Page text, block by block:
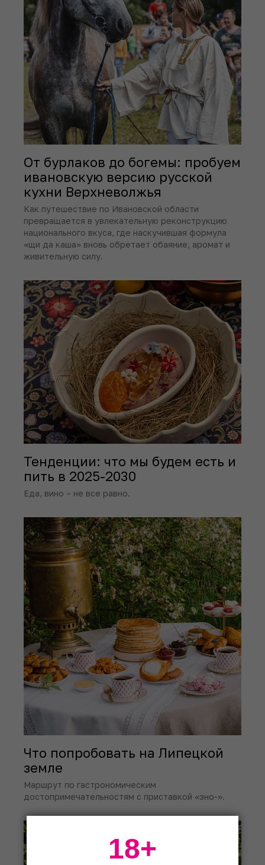
От бурлаков до богемы: пробуем
ивановскую версию русской
кухни Верхневолжья
Как путешествие по Ивановской области
превращается в увлекательную реконструкцию
национального вкуса, где наскучившая формула
«щи да каша» вновь обретает обаяние, аромат и
живительную силу.
Тенденции: что мы будем есть и
пить в 2025-2030
Еда, вино – не все равно.
Что попробовать на Липецкой
земле
Маршрут по гастрономическим
достопримечательностям с приставкой «эно-».
18+